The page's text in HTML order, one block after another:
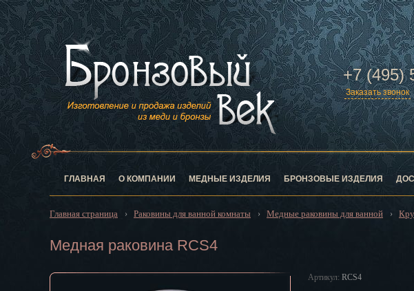
Анадырь
Архангельск
Астрахань
Барнаул
Белгород
Биробиджан
Благовещенск
Брянск
Великий Новгород
Владивосток
Волгоград
Горно-Алтайск
+7 (495)
Заказать звонок
ГЛАВНАЯ О КОМПАНИИ МЕДНЫЕ ИЗДЕЛИЯ БРОНЗОВЫЕ ИЗДЕЛИЯ
Главная страница › Раковины для ванной комнаты › Медные раковины для ванной ›
Медная раковина RCS4
Артикул: RCS4